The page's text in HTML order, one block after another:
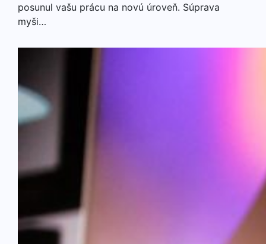
posunul vašu prácu na novú úroveň. Súprava
myši…